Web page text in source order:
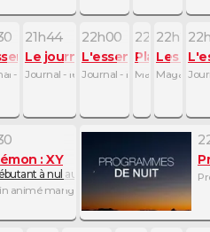
- 15mn
: le journal
- 14mn
21h44
Le journal de l'Afrique
Journal - 16mn
22h00
L'essentiel : le
Journal - 15mn
22h15
Plan B
Magazine
22h21
Les
Magazine
parfaite !
- 20mn
: XY
à nul autre pareil !
animé manga - 30mn